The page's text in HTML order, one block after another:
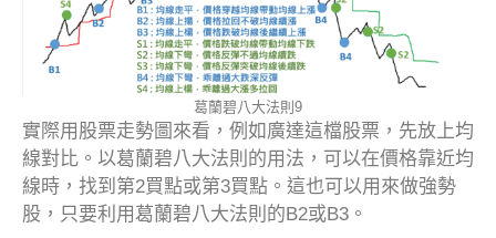
葛蘭碧八大法則9
實際用股票走勢圖來看，例如廣達這檔股票，先放上均
線對比。以葛蘭碧八大法則的用法，可以在價格靠近均
線時，找到第2買點或第3買點。這也可以用來做強勢
股，只要利用葛蘭碧八大法則的B2或B3。